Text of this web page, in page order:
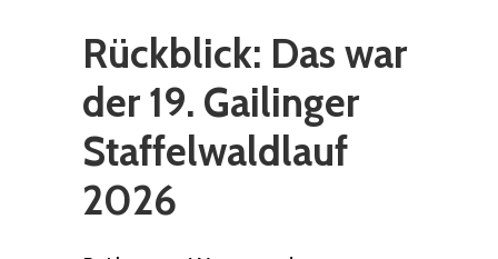
Rückblick: Das war
der 19. Gailinger
Staffelwaldlauf
2026